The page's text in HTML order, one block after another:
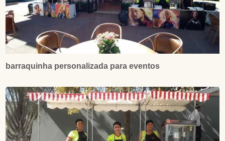
barraquinha personalizada para eventos